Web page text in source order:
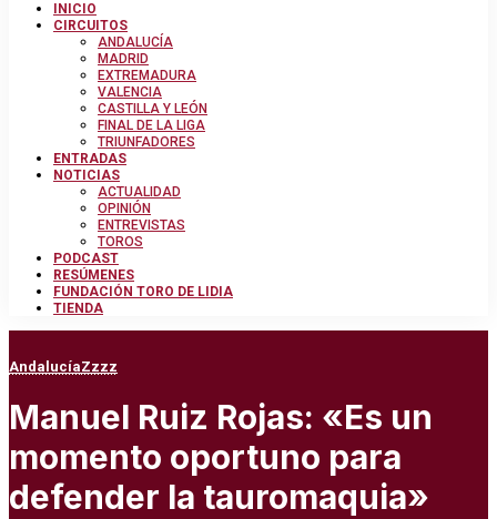
INICIO
CIRCUITOS
ANDALUCÍA
MADRID
EXTREMADURA
VALENCIA
CASTILLA Y LEÓN
FINAL DE LA LIGA
TRIUNFADORES
ENTRADAS
NOTICIAS
ACTUALIDAD
OPINIÓN
ENTREVISTAS
TOROS
PODCAST
RESÚMENES
FUNDACIÓN TORO DE LIDIA
TIENDA
AndalucíaZzzz
Manuel Ruiz Rojas: «Es un
momento oportuno para
defender la tauromaquia»